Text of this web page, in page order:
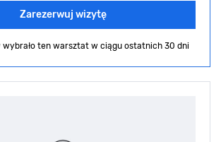
Zarezerwuj wizytę
ten warsztat w ciągu ostatnich 30 dni